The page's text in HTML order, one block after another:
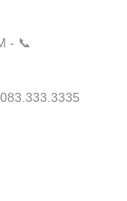
- 📞